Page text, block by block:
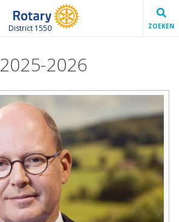
District 1550 ZOEKEN
2025-2026